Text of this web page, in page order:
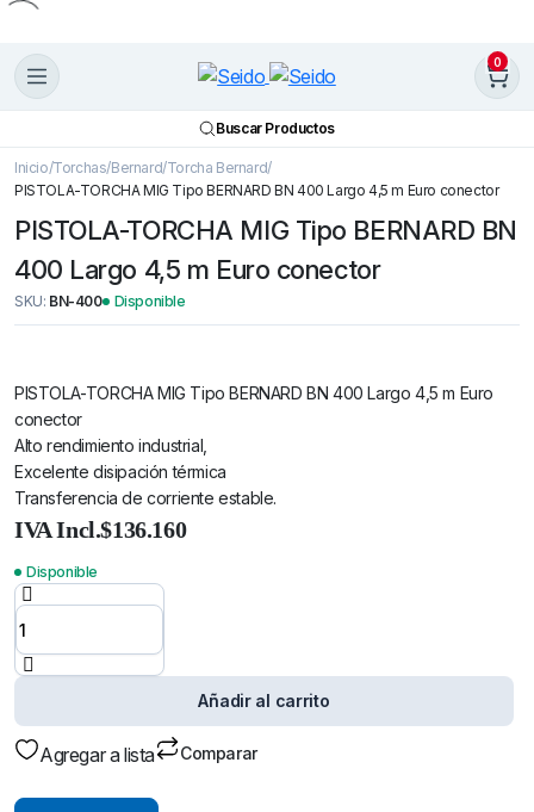
0
Buscar Productos
Inicio Torchas Bernard Torcha Bernard
PISTOLA-TORCHA MIG Tipo BERNARD BN 400 Largo 4,5 m Euro conector
PISTOLA-TORCHA MIG Tipo BERNARD BN
400 Largo 4,5 m Euro conector
SKU: BN-400 Disponible
PISTOLA-TORCHA MIG Tipo BERNARD BN 400 Largo 4,5 m Euro
conector
Alto rendimiento industrial,
Excelente disipación térmica
Transferencia de corriente estable.
$136.160
IVA Incl.
Disponible
PISTOLA-
TORCHA
BERNARD
BN 400
Largo
4,5 m
Euro
conector
quantity
Añadir al carrito
Agregar a lista Comparar